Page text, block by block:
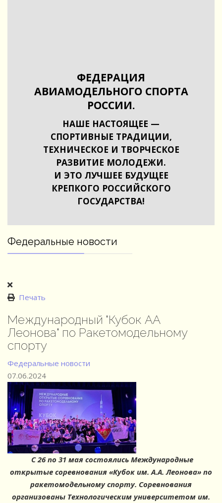
ФЕДЕРАЦИЯ
АВИАМОДЕЛЬНОГО СПОРТА
РОССИИ.
НАШЕ НАСТОЯЩЕЕ —
СПОРТИВНЫЕ ТРАДИЦИИ,
ТЕХНИЧЕСКОЕ И ТВОРЧЕСКОЕ
РАЗВИТИЕ МОЛОДЕЖИ.
И ЭТО ЛУЧШЕЕ БУДУЩЕЕ
КРЕПКОГО РОССИЙСКОГО
ГОСУДАРСТВА!
Федеральные новости
Печать
Международный "Кубок АА
Леонова" по Ракетомодельному
спорту
Федеральные новости
07.06.2024
С 26 по 31 мая состоялись Международные
открытые соревнования «Кубок им. А.А. Леонова» по
ракетомодельному спорту. Соревнования
организованы Технологическим университетом им.